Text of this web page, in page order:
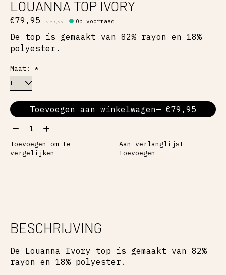
LOUANNA TOP IVORY
€79,95 €159,95 Op voorraad
De top is gemaakt van 82% rayon en 18%
polyester.
Maat: *
Toevoegen aan winkelwagen
— €79,95
Aantal:
Toevoegen om te
vergelijken
Aan verlanglijst
toevoegen
BESCHRIJVING
De Louanna Ivory top is gemaakt van 82%
rayon en 18% polyester.